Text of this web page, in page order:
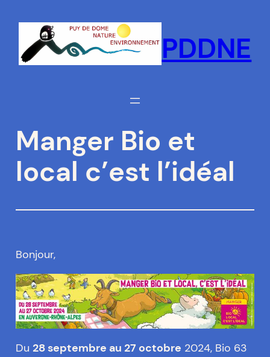
contenu
PDDNE
Manger Bio et
local c’est l’idéal
Bonjour,
Du 28 septembre au 27 octobre 2024, Bio 63